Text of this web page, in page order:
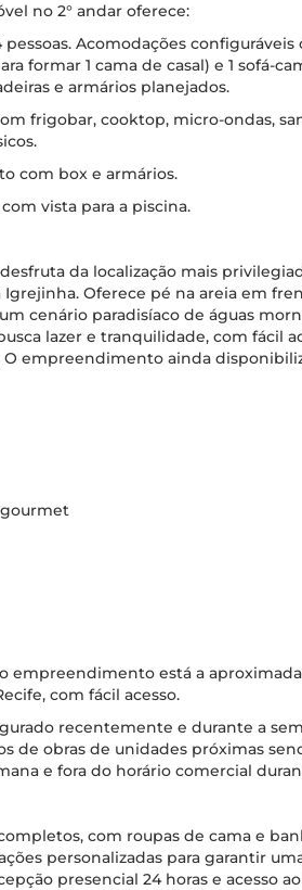
no 2° andar oferece:
Acomodações configuráveis
formar 1 cama de casal) e 1 sofá-
e armários planejados.
frigobar, cooktop, micro-ondas,
com box e armários.
vista para a piscina.
da localização mais
Igrejinha. Oferece pé na areia em
cenário paradisíaco de águas
lazer e tranquilidade, com fácil
O empreendimento ainda
gourmet
empreendimento está a
com fácil acesso.
recentemente e durante a
de obras de unidades próximas
e fora do horário comercial
com roupas de cama e
personalizadas para garantir
presencial 24 horas e acesso